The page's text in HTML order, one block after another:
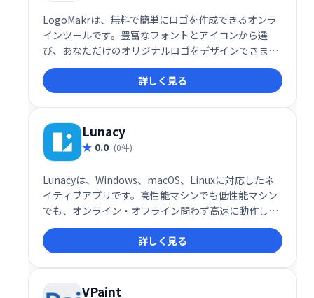
LogoMakrは、無料で簡単にロゴを作成できるオンラ
インツールです。豊富なフォントとアイコンから選
び、あなただけのオリジナルロゴをデザインできま
す。直感的な操作で、初心者でも手軽にプロフェッシ
ョナルなロゴ制作が可能です。今すぐLogoMakrで、
あなたのブランドにぴったりのロゴを作成しましょ
う！
詳しく見る
Lunacy
0.0 (0件)
Lunacyは、Windows、macOS、Linuxに対応したネ
イティブアプリです。高性能マシンでも低性能マシン
でも、オンライン・オフライン問わず高速に動作しま
す。洗練されたデザインと優れたパフォーマンスで、
快適な作業環境を提供します。
詳しく見る
VPaint